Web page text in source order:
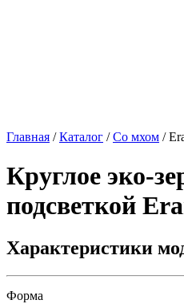
Главная /Каталог /Со мхом /
Круглое эко-
подсветкой
Характеристики
Форма